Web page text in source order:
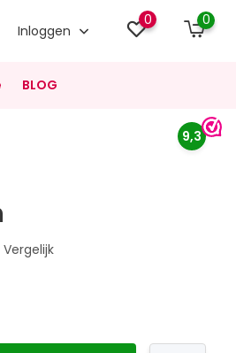
Inloggen
0 0
BLOG
9,3
Vergelijk